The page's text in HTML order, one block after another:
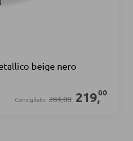
beige nero
Consigliato 284,00 219,00